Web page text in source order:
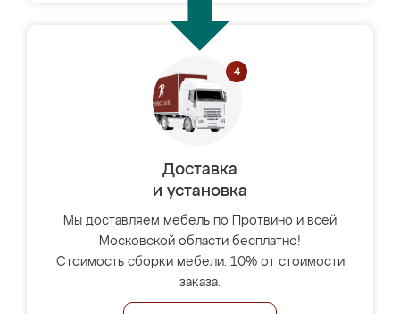
Доставка
и установка
Мы доставляем мебель по Протвино и всей
Московской области бесплатно!
Стоимость сборки мебели: 10% от стоимости
заказа.